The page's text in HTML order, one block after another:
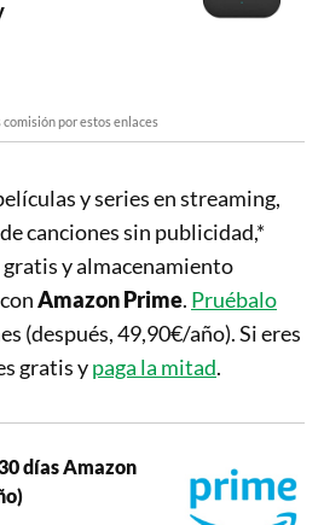
por estos enlaces
y series en streaming,
canciones sin publicidad,*
y almacenamiento
Amazon Prime. Pruébalo
(después, 49,90€/año). Si eres
gratis ypaga la mitad.
días Amazon